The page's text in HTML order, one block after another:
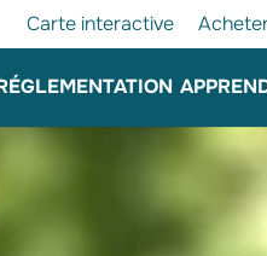
Carte interactive